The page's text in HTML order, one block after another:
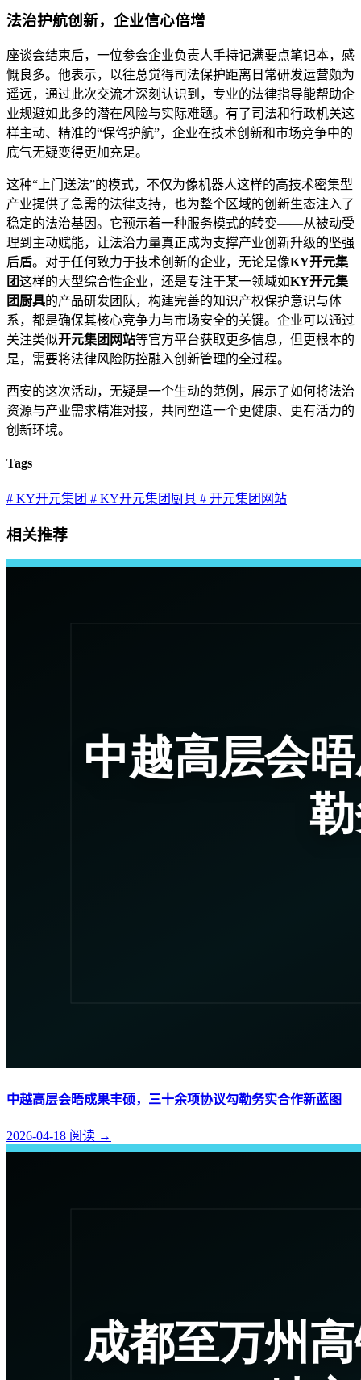
法治护航创新，企业信心倍增
座谈会结束后，一位参会企业负责人手持记满要点笔记本，感
慨良多。他表示，以往总觉得司法保护距离日常研发运营颇为
遥远，通过此次交流才深刻认识到，专业的法律指导能帮助企
业规避如此多的潜在风险与实际难题。有了司法和行政机关这
样主动、精准的“保驾护航”，企业在技术创新和市场竞争中的
底气无疑变得更加充足。
这种“上门送法”的模式，不仅为像机器人这样的高技术密集型
产业提供了急需的法律支持，也为整个区域的创新生态注入了
稳定的法治基因。它预示着一种服务模式的转变——从被动受
理到主动赋能，让法治力量真正成为支撑产业创新升级的坚强
后盾。对于任何致力于技术创新的企业，无论是像KY开元集
团这样的大型综合性企业，还是专注于某一领域如KY开元集
团厨具的产品研发团队，构建完善的知识产权保护意识与体
系，都是确保其核心竞争力与市场安全的关键。企业可以通过
关注类似开元集团网站等官方平台获取更多信息，但更根本的
是，需要将法律风险防控融入创新管理的全过程。
西安的这次活动，无疑是一个生动的范例，展示了如何将法治
资源与产业需求精准对接，共同塑造一个更健康、更有活力的
创新环境。
Tags
# KY开元集团 # KY开元集团厨具 # 开元集团网站
相关推荐
中越高层会晤成果丰硕，三十余项协议勾勒务实合作新蓝图
2026-04-18 阅读 →